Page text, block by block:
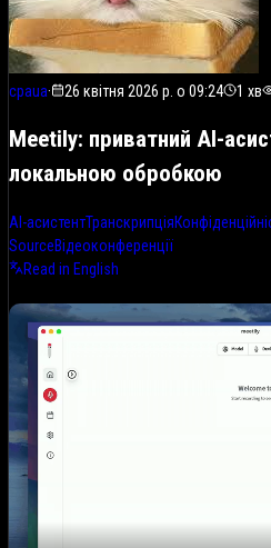
cpaua· 26 квітня 2026 р. о 09:24 1 хв
Meetily: приватний AI-
локальною обробкою
AI-асистентТранскрипція
SourceВідеоконференції
Read in English